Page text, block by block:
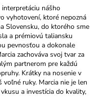
nášho
vyhotovení, ktoré nepozná
Slovensku, do ktorého sme
a prémiovú taliansku
pevnosťou a dokonale
zachováva svoj tvar za
partnerom pre každú
Krátky na nosenie v
ruky. Marcia nie je len
a investícia do kvality,